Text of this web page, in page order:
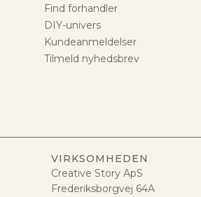
Find forhandler
DIY-univers
Kundeanmeldelser
Tilmeld nyhedsbrev
VIRKSOMHEDEN
Creative Story ApS
Frederiksborgvej 64A